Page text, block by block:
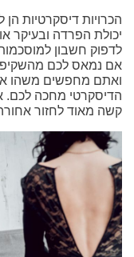
הכרויות דיסקרטיות
יכולת הפרדה ובעיקר
לדפוק חשבון
אם נמאס לכם
ואתם מחפשים משהו
הדיסקרטי מחכה לכם.
קשה מאוד לחזור